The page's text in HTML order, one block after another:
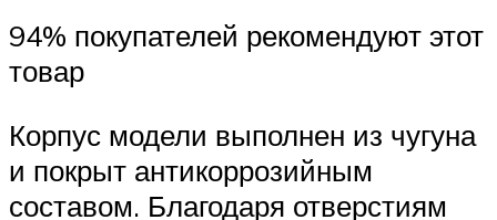
94% покупателей рекомендуют этот
товар
Корпус модели выполнен из чугуна
и покрыт антикоррозийным
составом. Благодаря отверстиям